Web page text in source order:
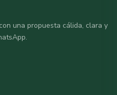
una propuesta cálida, clara y